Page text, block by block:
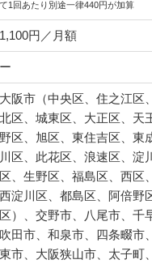
て1回あたり別途一律440円が加算
1,100円／月額
ー
大阪市（中央区、住之江区
北区、城東区、大正区、天
野区、旭区、東住吉区、東
川区、此花区、浪速区、淀
区、生野区、福島区、西区
西淀川区、都島区、阿倍野
区）、交野市、八尾市、千
吹田市、和泉市、四条畷市
東市、大阪狭山市、太子町